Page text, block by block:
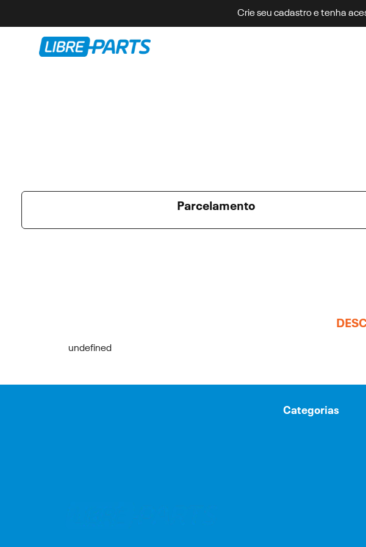
Crie seu cadastro e tenha
Parcelamento
undefined
Categorias